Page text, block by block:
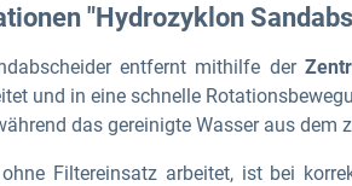
"Hydrozyklon
entfernt mithilfe der
und in eine schnelle
das gereinigte Wasser aus dem
ohne Filtereinsatz arbeitet, ist bei